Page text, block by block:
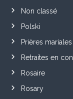
Non classé
Polski
Prières mariales
Retraites en
Rosaire
Rosary